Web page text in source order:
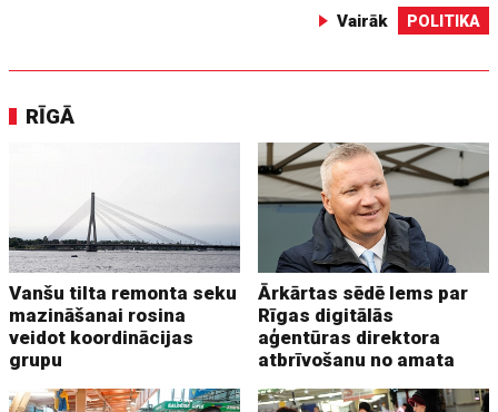
Vairāk POLITIKA
RĪGĀ
Vanšu tilta remonta seku
mazināšanai rosina
veidot koordinācijas
grupu
Ārkārtas sēdē lems par
Rīgas digitālās
aģentūras direktora
atbrīvošanu no amata